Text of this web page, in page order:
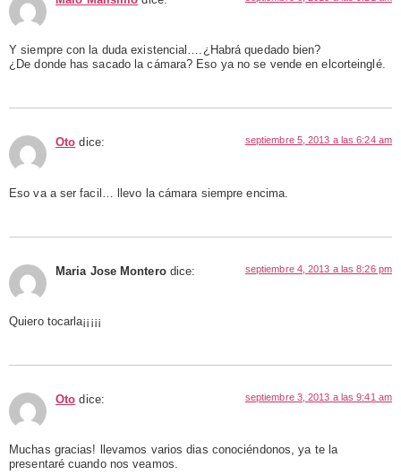
Y siempre con la duda existencial….¿Habrá quedado bien?
¿De donde has sacado la cámara? Eso ya no se vende en elcorteinglé.
Oto dice: septiembre 5, 2013 a las 6:24 am
Eso va a ser facil… llevo la cámara siempre encima.
Maria Jose Montero dice: septiembre 4, 2013 a las 8:26 pm
Quiero tocarla¡¡¡¡¡
Oto dice: septiembre 3, 2013 a las 9:41 am
Muchas gracias! llevamos varios dias conociéndonos, ya te la
presentaré cuando nos veamos.